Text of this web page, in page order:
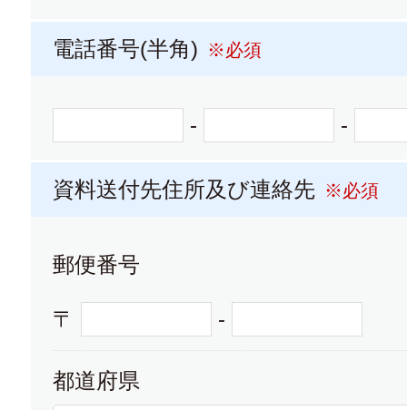
名古屋葵大学
大学パンフレット
愛知学院大学・愛知学院大学短期大
金城学院大学
電話番号(半角) ※必須
- -
資料送付先住所及び連絡先 ※必須
郵便番号
〒 -
都道府県